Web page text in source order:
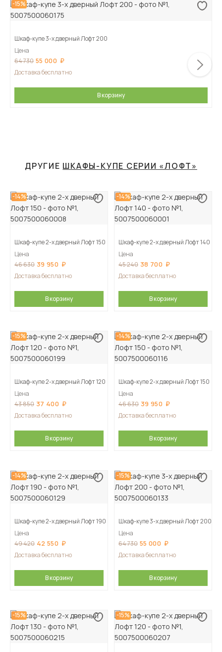
-15%
Шкаф-купе 3-х дверный Лофт 200
Цена
64 730 55 000
Доставка бесплатно
В корзину
ДРУГИЕ ШКАФЫ-КУПЕ СЕРИИ «ЛОФТ»
-14%
Шкаф-купе 2-х дверный Лофт 150
Цена
46 630 39 950
Доставка бесплатно
В корзину
-14%
Шкаф-купе 2-х дверный Лофт 140
Цена
45 240 38 700
Доставка бесплатно
В корзину
-15%
Шкаф-купе 2-х дверный Лофт 120
Цена
43 850 37 400
Доставка бесплатно
В корзину
-14%
Шкаф-купе 2-х дверный Лофт 150
Цена
46 630 39 950
Доставка бесплатно
В корзину
-14%
Шкаф-купе 2-х дверный Лофт 190
Цена
49 420 42 550
Доставка бесплатно
В корзину
-15%
Шкаф-купе 3-х дверный Лофт 200
Цена
64 730 55 000
Доставка бесплатно
В корзину
-15% -15%